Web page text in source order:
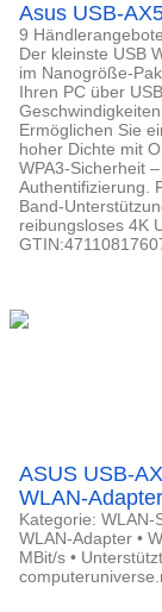
Asus USB-
9
Der kleinste USB
im Nanogröße-
Ihren PC über
Ermöglichen Sie
hoher Dichte mit
WPA3-Sicherheit
Authentifizierung.
Band-
reibungsloses 4K
ASUS USB-
WLAN-Adapter
Kategorie: WLAN-
WLAN-Adapter •
MBit/s •